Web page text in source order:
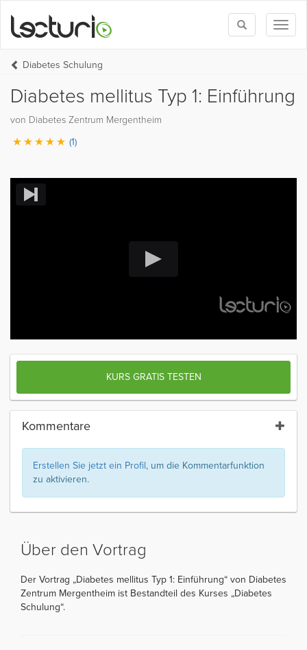
Toggle
search
Diabetes Schulung
Diabetes mellitus Typ 1: Einführung
von Diabetes Zentrum Mergentheim
(1)
KURS GRATIS TESTEN
Kommentare
Erstellen Sie jetzt ein Profil, um die Kommentarfunktion
zu aktivieren.
Über den Vortrag
Der Vortrag „Diabetes mellitus Typ 1: Einführung“ von Diabetes
Zentrum Mergentheim ist Bestandteil des Kurses „Diabetes
Schulung“.